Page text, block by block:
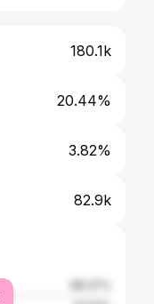
180.1k
20.44%
3.82%
82.9k